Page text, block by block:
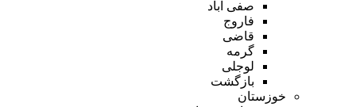
صفی آباد
فاروج
قاضی
گرمه
لوجلی
بازگشت
خوزستان